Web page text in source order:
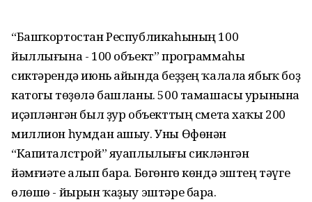
“Башҡортостан Республикаһының 100
йыллығына - 100 объект” программаһы
сиктәрендә июнь айында беҙҙең ҡалала ябыҡ боҙ
катогы төҙөлә башланы. 500 тамашасы урынына
иҫәпләнгән был ҙур объекттың смета хаҡы 200
миллион һумдан ашыу. Уны Өфөнән
“Капиталстрой” яуаплылығы сикләнгән
йәмғиәте алып бара. Бөгөнгө көндә эштең тәүге
өлөшө - йырын ҡаҙыу эштәре бара.